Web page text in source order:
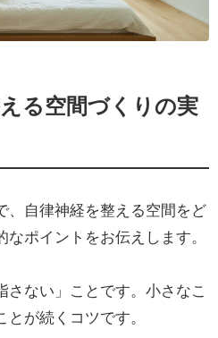
る空間づくりの実
、自律神経を整える空間をど
ポイントをお伝えします。
ない」ことです。小さなこ
が続くコツです。